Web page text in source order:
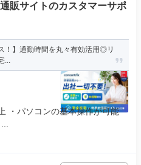
販サイトのカスタマーサポ
！】通勤時間を丸々有効活用◎リ
...
・パソコンの基本操作が可能